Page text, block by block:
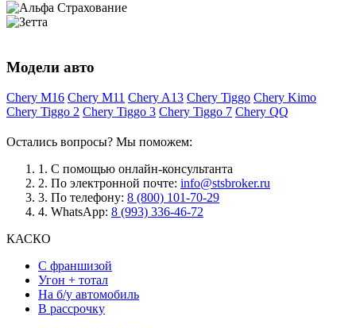
Модели авто
Chery M16 Chery M11 Chery A13 Chery Tiggo Chery Kimo
Chery Tiggo 2 Chery Tiggo 3 Chery Tiggo 7 Chery QQ
Остались вопросы? Мы поможем:
1. С помощью онлайн-консультанта
2. По электронной почте: info@stsbroker.ru
3. По телефону: 8 (800) 101-70-29
4. WhatsApp: 8 (993) 336-46-72
КАСКО
С франшизой
Угон + тотал
На б/у автомобиль
В рассрочку